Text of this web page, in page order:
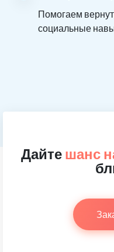
Помогаем
социальные
Дайте шанс